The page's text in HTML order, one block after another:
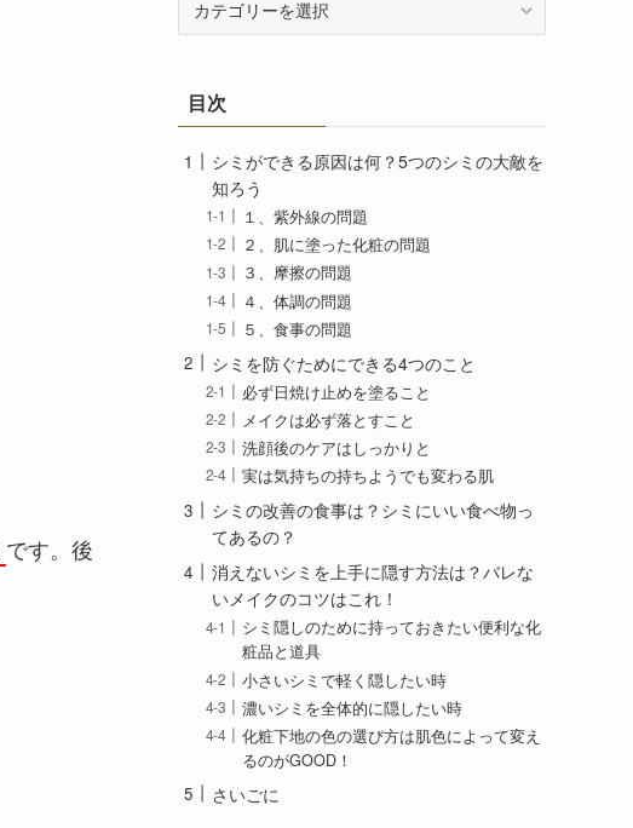
です。後
ー目次
シミができる原因は何？5つのシミの大敵を
知ろう
１、紫外線の問題
２、肌に塗った化粧の問題
３、摩擦の問題
４、体調の問題
５、食事の問題
シミを防ぐためにできる4つのこと
必ず日焼け止めを塗ること
メイクは必ず落とすこと
洗顔後のケアはしっかりと
実は気持ちの持ちようでも変わる肌
シミの改善の食事は？シミにいい食べ物っ
てあるの？
消えないシミを上手に隠す方法は？バレな
いメイクのコツはこれ！
シミ隠しのために持っておきたい便利な化
粧品と道具
小さいシミで軽く隠したい時
濃いシミを全体的に隠したい時
化粧下地の色の選び方は肌色によって変え
るのがGOOD！
さいごに